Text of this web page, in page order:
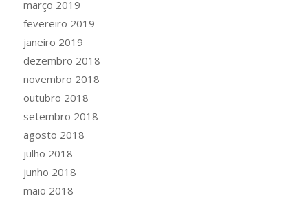
março 2019
fevereiro 2019
janeiro 2019
dezembro 2018
novembro 2018
outubro 2018
setembro 2018
agosto 2018
julho 2018
junho 2018
maio 2018